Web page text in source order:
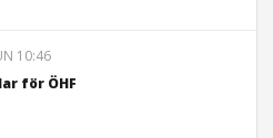
10:46
för ÖHF